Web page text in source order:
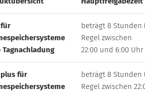
für
Tagnachladung
beträgt 8 Stunden
Regel zwischen
22:00 und 6:00 Uhr
plus für
beträgt 8 Stunden
Regel zwischen